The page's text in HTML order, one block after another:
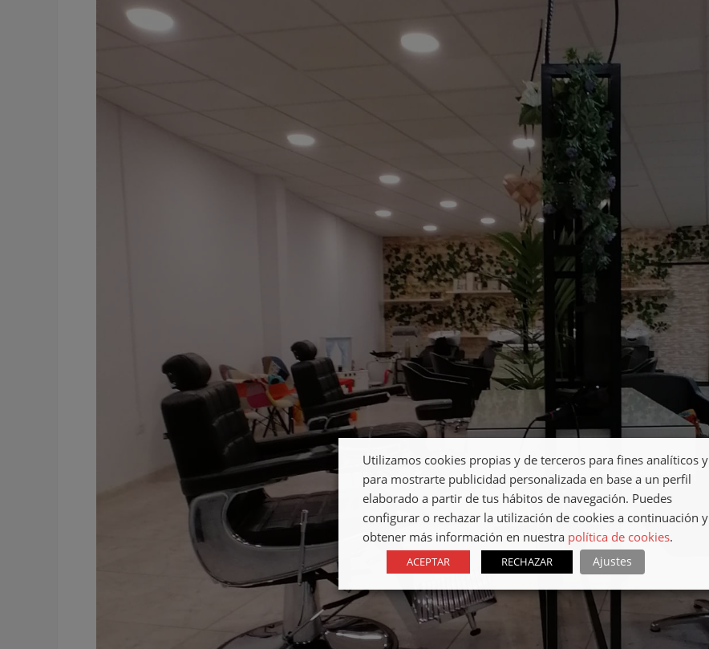
Utilizamos cookies propias y de terceros para fines analíticos y
para mostrarte publicidad personalizada en base a un perfil
elaborado a partir de tus hábitos de navegación. Puedes
configurar o rechazar la utilización de cookies a continuación y
obtener más información en nuestra política de cookies.
ACEPTAR RECHAZAR Ajustes